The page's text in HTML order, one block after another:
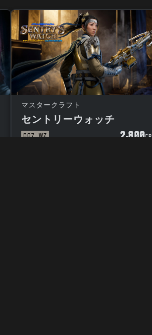
マスタークラフト
セントリーウォッチ
BO7 WZ 2,800CP